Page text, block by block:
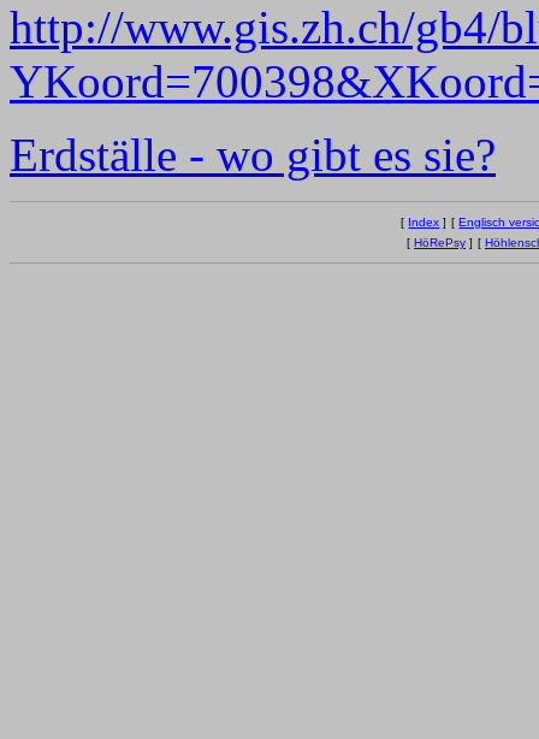
http://www.gis.zh.ch/gb4/
Erdställe - wo gibt es sie?
[ Index ] [Englisch
[ HöRePsy ] [